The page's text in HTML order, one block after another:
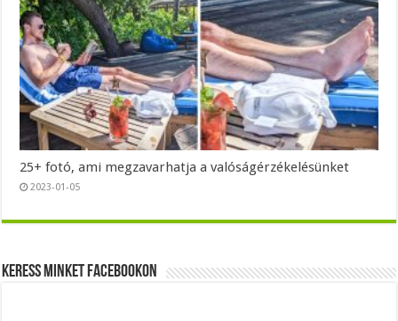
25+ fotó, ami megzavarhatja a valóságérzékelésünket
2023-01-05
Keress minket Facebookon